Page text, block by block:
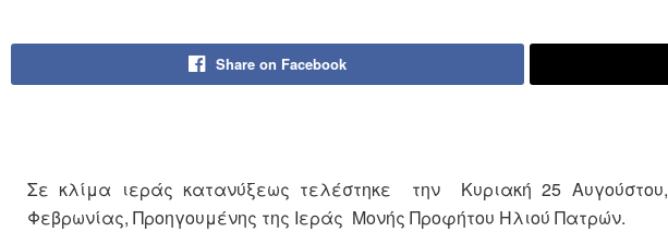
Share on Facebook
Σε κλίμα ιεράς κατανύξεως τελέστηκε την Κυριακή 25
Φεβρωνίας, Προηγουμένης της Ιεράς Μονής Προφήτου Ηλιού Πατρών.